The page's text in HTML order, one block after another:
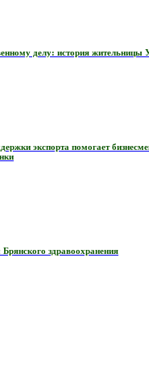
делу: история жительницы
экспорта помогает
здравоохранения